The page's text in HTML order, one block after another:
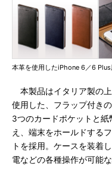
本革を使用したiPhone 6／6
本製品はイタリア製の
使用した、フラップ付き
3つのカードポケットと
え、端末をホールドする
トを採用。ケースを装着
電などの各種操作が可能